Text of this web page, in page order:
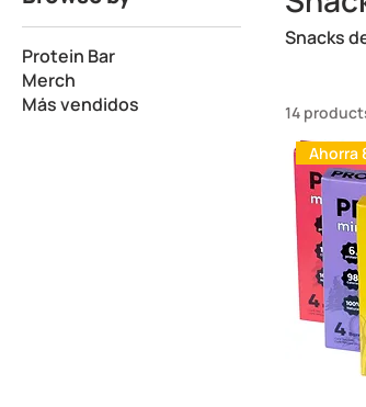
Protein Bar
Merch
Más vendidos
Snacks
14
Ahorra